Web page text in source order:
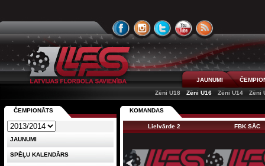
JAUNUMI
Zēni U18
Zēni U16 Zēni U14 Zēni
KOMANDAS
Lielvārde 2 FBK SĀC
ČEMPIONĀTS
JAUNUMI
SPĒĻU KALENDĀRS